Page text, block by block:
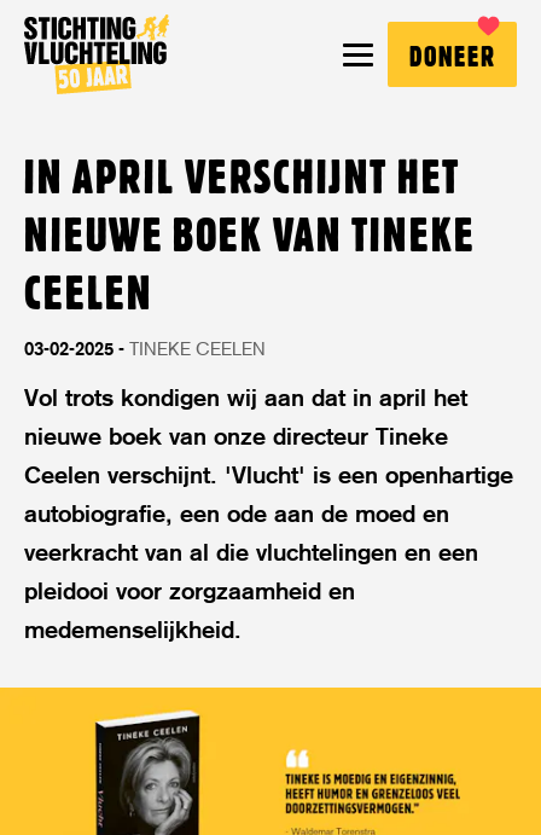
DONEER
IN APRIL VERSCHIJNT HET
NIEUWE BOEK VAN TINEKE
CEELEN
03-02-2025 TINEKE CEELEN
Vol trots kondigen wij aan dat in april het
nieuwe boek van onze directeur Tineke
Ceelen verschijnt. 'Vlucht' is een openhartige
autobiografie, een ode aan de moed en
veerkracht van al die vluchtelingen en een
pleidooi voor zorgzaamheid en
medemenselijkheid.